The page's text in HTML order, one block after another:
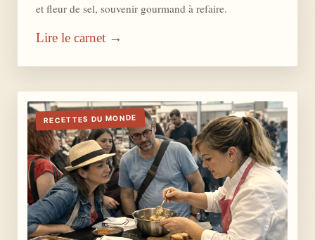
et fleur de sel, souvenir gourmand à refaire.
Lire le carnet →
RECETTES DU MONDE